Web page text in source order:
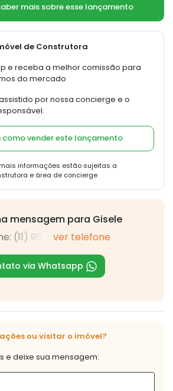
mais sobre esse lançamento
de Construtora
e receba a melhor comissão para
do mercado
por nossa concierge e o
como vender este lançamento
informações estão sujeitas a
e área de concierge
mensagem para Gisele
(11) 989
ver telefone
via Whatsapp
ou visitar o imóvel?
e deixe sua mensagem: